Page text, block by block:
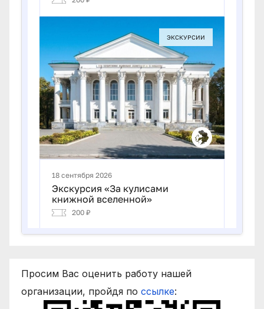
Просим Вас оценить работу нашей
организации, пройдя по ссылке: